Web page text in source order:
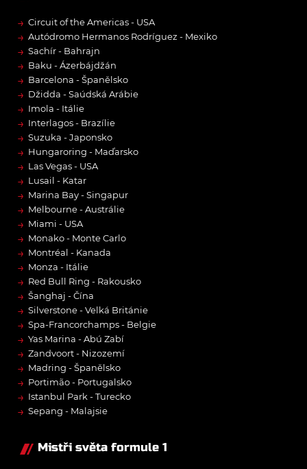
→ Circuit of the Americas - USA
→ Autódromo Hermanos Rodríguez - Mexiko
→ Sachír - Bahrajn
→ Baku - Ázerbájdžán
→ Barcelona - Španělsko
→ Džidda - Saúdská Arábie
→ Imola - Itálie
→ Interlagos - Brazílie
→ Suzuka - Japonsko
→ Hungaroring - Maďarsko
→ Las Vegas - USA
→ Lusail - Katar
→ Marina Bay - Singapur
→ Melbourne - Austrálie
→ Miami - USA
→ Monako - Monte Carlo
→ Montréal - Kanada
→ Monza - Itálie
→ Red Bull Ring - Rakousko
→ Šanghaj - Čína
→ Silverstone - Velká Británie
→ Spa-Francorchamps - Belgie
→ Yas Marina - Abú Zabí
→ Zandvoort - Nizozemí
→ Madring - Španělsko
→ Portimão - Portugalsko
→ Istanbul Park - Turecko
→ Sepang - Malajsie
Mistři světa formule 1